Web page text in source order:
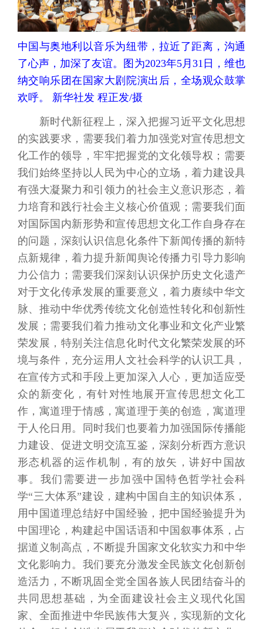
中国与奥地利以音乐为纽带，拉近了距离，沟通
了心声，加深了友谊。图为2023年5月31日，维也
纳交响乐团在国家大剧院演出后，全场观众鼓掌
欢呼。 新华社发 程正发/摄
新时代新征程上，深入把握习近平文化思想
的实践要求，需要我们着力加强党对宣传思想文
化工作的领导，牢牢把握党的文化领导权；需要
我们始终坚持以人民为中心的立场，着力建设具
有强大凝聚力和引领力的社会主义意识形态，着
力培育和践行社会主义核心价值观；需要我们面
对国际国内新形势和宣传思想文化工作自身存在
的问题，深刻认识信息化条件下新闻传播的新特
点新规律，着力提升新闻舆论传播力引导力影响
力公信力；需要我们深刻认识保护历史文化遗产
对于文化传承发展的重要意义，着力赓续中华文
脉、推动中华优秀传统文化创造性转化和创新性
发展；需要我们着力推动文化事业和文化产业繁
荣发展，特别关注信息化时代文化繁荣发展的环
境与条件，充分运用人文社会科学的认识工具，
在宣传方式和手段上更加深入人心，更加适应受
众的新变化，有针对性地展开宣传思想文化工
作，寓道理于情感，寓道理于美的创造，寓道理
于人伦日用。同时我们也要着力加强国际传播能
力建设、促进文明交流互鉴，深刻分析西方意识
形态机器的运作机制，有的放矢，讲好中国故
事。我们需要进一步加强中国特色哲学社会科
学“三大体系”建设，建构中国自主的知识体系，
用中国道理总结好中国经验，把中国经验提升为
中国理论，构建起中国话语和中国叙事体系，占
据道义制高点，不断提升国家文化软实力和中华
文化影响力。我们要充分激发全民族文化创新创
造活力，不断巩固全党全国各族人民团结奋斗的
共同思想基础，为全面建设社会主义现代化国
家、全面推进中华民族伟大复兴，实现新的文化